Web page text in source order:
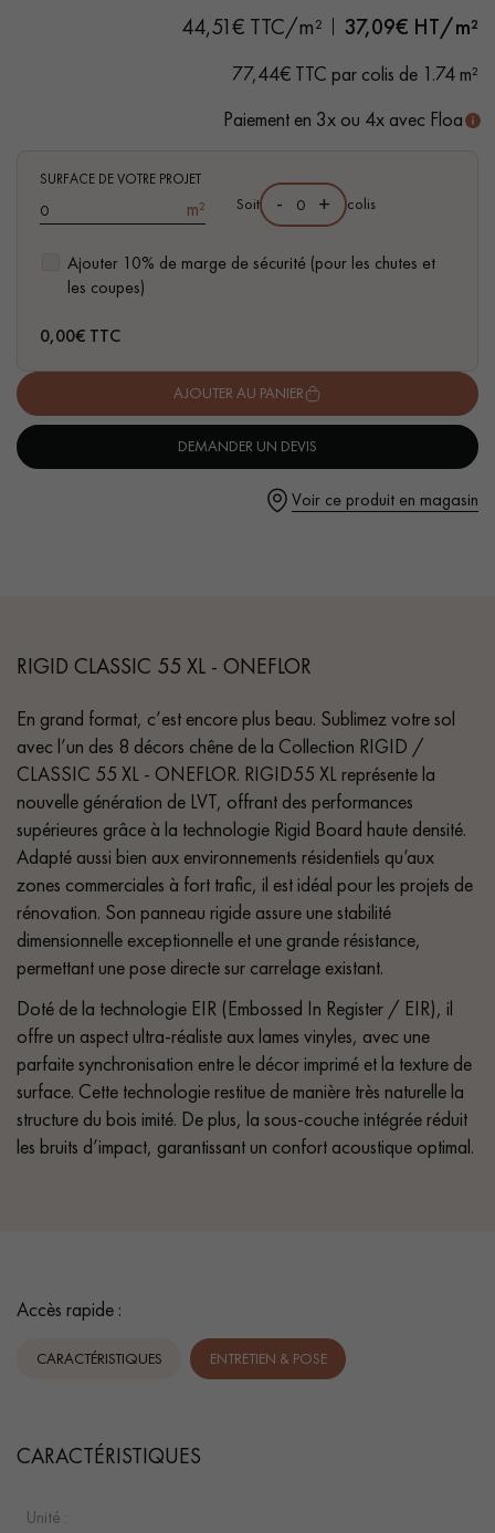
VOUS AVEZ UN PROJET ?
Nos experts sont à votre disposition pour vous guider pas à
pas dans le choix et la pose de votre parquet.
Un expert Décoplus Parquets vous appelle
Demandez un rendez-vous personnalisé
- Lames Largeur XXL 22,86 cm
- Adapté aux passages fréquents
44,51€ TTC/m² 37,09€ HT/m²
77,44€ TTC par colis de 1.74 m²
Paiement en 3x ou 4x avec Floa
SURFACE DE VOTRE PROJET
m²
Ajouter 10% de marge de sécurité (pour les chutes et
les coupes)
Soit - + colis
0,00€ TTC
AJOUTER AU PANIER
DEMANDER UN DEVIS
Voir ce produit en magasin
RIGID CLASSIC 55 XL - ONEFLOR
En grand format, c’est encore plus beau. Sublimez votre sol
avec l’un des 8 décors chêne de la Collection RIGID /
CLASSIC 55 XL - ONEFLOR. RIGID55 XL représente la
nouvelle génération de LVT, offrant des performances
supérieures grâce à la technologie Rigid Board haute densité.
Adapté aussi bien aux environnements résidentiels qu’aux
zones commerciales à fort trafic, il est idéal pour les projets de
rénovation. Son panneau rigide assure une stabilité
dimensionnelle exceptionnelle et une grande résistance,
permettant une pose directe sur carrelage existant.
Doté de la technologie EIR (Embossed In Register / EIR), il
offre un aspect ultra-réaliste aux lames vinyles, avec une
parfaite synchronisation entre le décor imprimé et la texture de
surface. Cette technologie restitue de manière très naturelle la
structure du bois imité. De plus, la sous-couche intégrée réduit
les bruits d’impact, garantissant un confort acoustique optimal.
Accès rapide :
CARACTÉRISTIQUES ENTRETIEN & POSE
CARACTÉRISTIQUES
Unité :